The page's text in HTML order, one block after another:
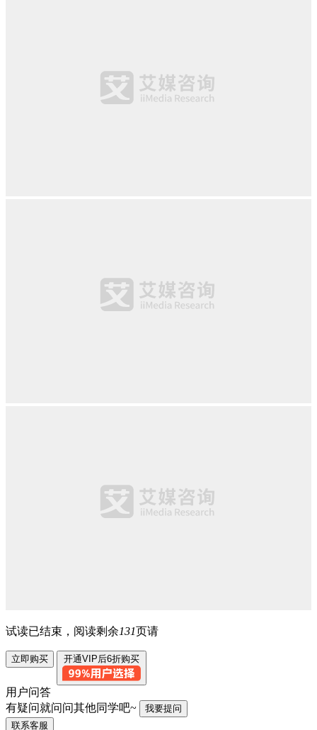
试读已结束，阅读剩余131页请
立即购买 开通VIP后6折购买
用户问答
有疑问就问问其他同学吧~
我要提问
联系客服